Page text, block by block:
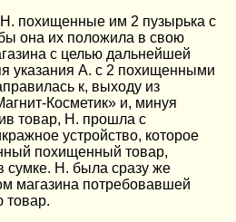
похищенные им 2 пузырька с
она их положила в свою
с целью дальнейшей
указания А. с 2 похищенными
к, выходу из
Косметик» и, минуя
товар, Н. прошла с
устройство, которое
похищенный товар,
сумке. Н. была сразу же
магазина потребовавшей
товар.